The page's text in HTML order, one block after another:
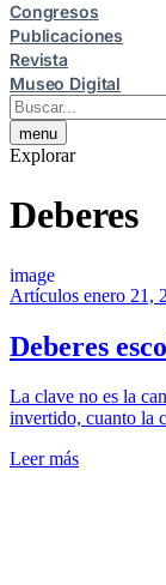
Congresos
Publicaciones
Revista
Museo Digital
menu
Explorar
Deberes
image
Artículos enero 21,
Deberes
La clave no es la
invertido, cuanto la
Leer más